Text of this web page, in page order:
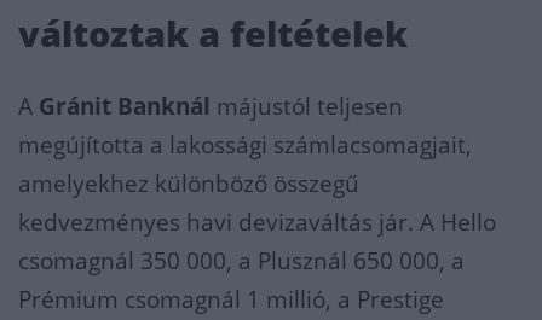
változtak a feltételek
A Gránit Banknál májustól teljesen
megújította a lakossági számlacsomagjait,
amelyekhez különböző összegű
kedvezményes havi devizaváltás jár. A Hello
csomagnál 350 000, a Plusznál 650 000, a
Prémium csomagnál 1 millió, a Prestige